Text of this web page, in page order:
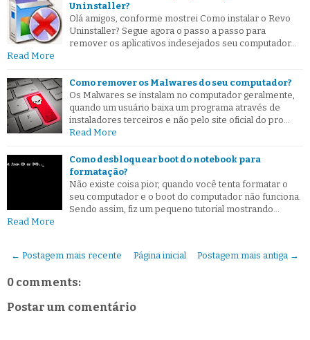
Uninstaller?
Olá amigos, conforme mostrei Como instalar o Revo
Uninstaller? Segue agora o passo a passo para
remover os aplicativos indesejados seu computador…
Read More
Como remover os Malwares do seu computador?
Os Malwares se instalam no computador geralmente,
quando um usuário baixa um programa através de
instaladores terceiros e não pelo site oficial do pro…
Read More
Como desbloquear boot do notebook para
formatação?
Não existe coisa pior, quando você tenta formatar o
seu computador e o boot do computador não funciona.
Sendo assim, fiz um pequeno tutorial mostrando…
Read More
← Postagem mais recente Postagem mais antiga →
Página inicial
0 comments:
Postar um comentário